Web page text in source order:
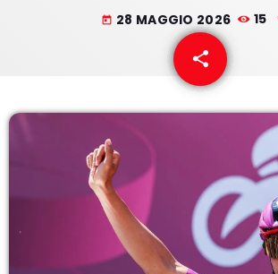
LE NOTIZIE
today 28 MAGGIO 2026 15
share
email